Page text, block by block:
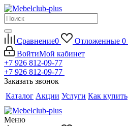
Сравнение0 Отложенные 0
ВойтиМой кабинет
+7 926 812-09-77
+7 926 812-09-77
Заказать звонок
Каталог Акции Услуги Как купить
Меню